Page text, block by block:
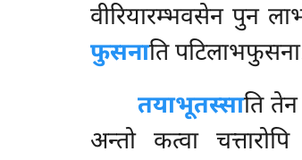
वीरियारम्भवसेन पुन
फुसनाति
तयाभूतस्साति
अन्तो कत्वा